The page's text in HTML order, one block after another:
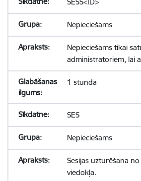
Nepieciešams
Nepieciešams tikai
administratoriem, lai
1 stunda
SES
Nepieciešams
Sesijas uzturēšana
viedokļa.